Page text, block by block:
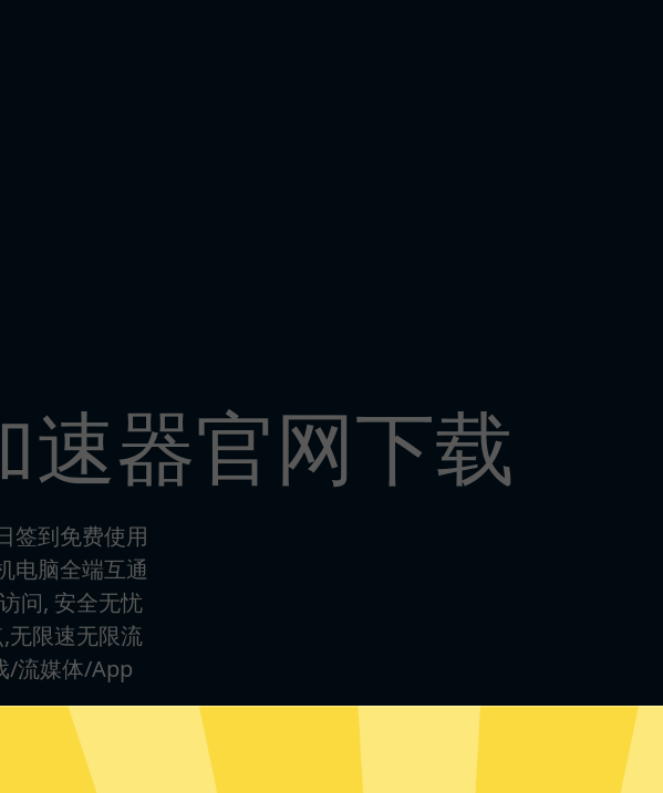
速器官网下载
签到免费使用
电脑全端互通
问, 安全无忧
无限速无限流
/流媒体/App
载 十大加速器安卓版下载